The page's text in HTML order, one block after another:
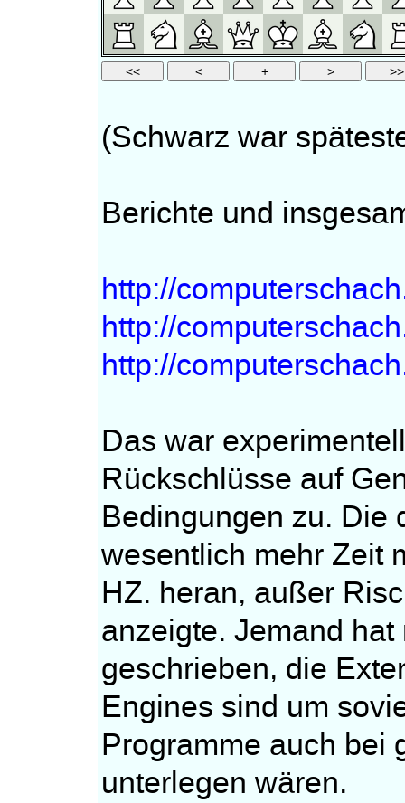
(Schwarz war
Berichte und
http://
http://
http://
Das war
Rückschlüsse auf
Bedingungen zu. Die
wesentlich mehr Zeit
HZ. heran, außer
anzeigte. Jemand
geschrieben, die
Engines sind um
Programme auch bei
unterlegen wären.